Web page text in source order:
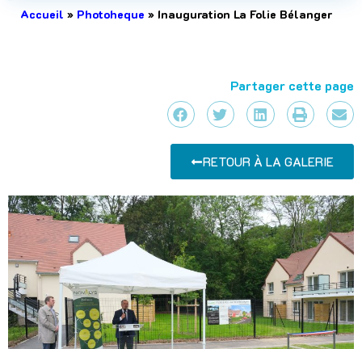
Accueil » Photoheque » Inauguration La Folie Bélanger
Partager cette page
RETOUR À LA GALERIE